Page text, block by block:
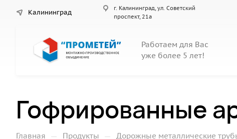
Калининград
г. Калининград, ул. Советский
проспект, 21а
Работаем для Вас
уже более 5 лет!
Гофрированные
Главная — Продукты — Дорожные металлические